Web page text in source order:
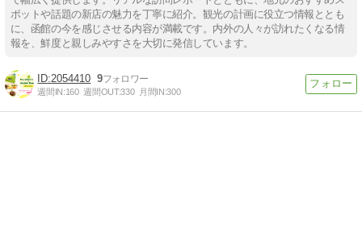
ポットや話題の新店の魅力を丁寧に紹介。観光の計画に役立つ情報ととも
に、函館の今を感じさせる内容が満載です。内外の人々が訪れたくなる情
報を、鮮度と親しみやすさを大切に発信しています。
2054410 9
週間IN:160 週間OUT:330 月間IN:300